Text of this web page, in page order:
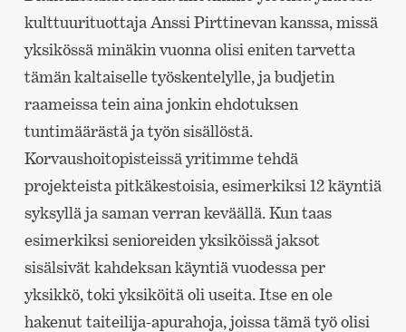
kulttuurituottaja Anssi Pirttinevan kanssa, missä
yksikössä minäkin vuonna olisi eniten tarvetta
tämän kaltaiselle työskentelylle, ja budjetin
raameissa tein aina jonkin ehdotuksen
tuntimäärästä ja työn sisällöstä.
Korvaushoitopisteissä yritimme tehdä
projekteista pitkäkestoisia, esimerkiksi 12 käyntiä
syksyllä ja saman verran keväällä. Kun taas
esimerkiksi senioreiden yksiköissä jaksot
sisälsivät kahdeksan käyntiä vuodessa per
yksikkö, toki yksiköitä oli useita. Itse en ole
hakenut taiteilija-apurahoja, joissa tämä työ olisi